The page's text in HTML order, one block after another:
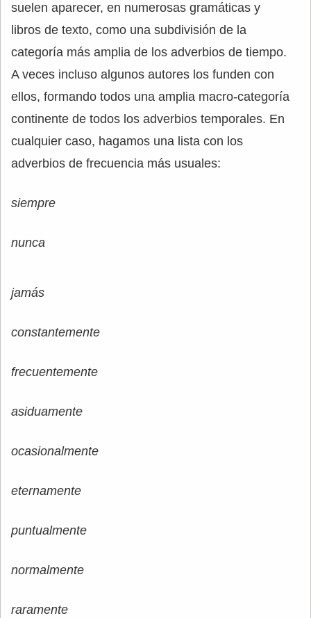
suelen aparecer, en numerosas gramáticas y
libros de texto, como una subdivisión de la
categoría más amplia de los adverbios de tiempo.
A veces incluso algunos autores los funden con
ellos, formando todos una amplia macro-categoría
continente de todos los adverbios temporales. En
cualquier caso, hagamos una lista con los
adverbios de frecuencia más usuales:
siempre
nunca
jamás
constantemente
frecuentemente
asiduamente
ocasionalmente
eternamente
puntualmente
normalmente
raramente